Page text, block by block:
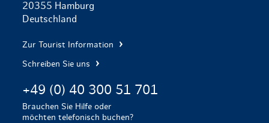
20355 Hamburg
Deutschland
Zur Tourist Information
Schreiben Sie uns
+49 (0) 40 300 51 701
Brauchen Sie Hilfe oder
möchten telefonisch buchen?